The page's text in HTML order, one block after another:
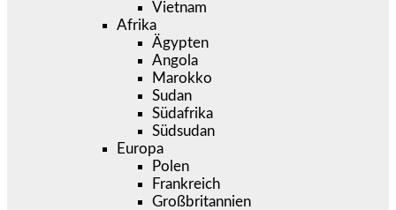
Vietnam
Afrika
Ägypten
Angola
Marokko
Sudan
Südafrika
Südsudan
Europa
Polen
Frankreich
Großbritannien